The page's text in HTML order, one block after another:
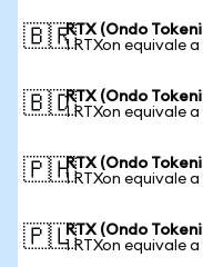
🇧🇷RTX (Ondo
1 RTXon equivale a
🇧🇩RTX (Ondo
1 RTXon equivale a
🇵🇭RTX (Ondo
1 RTXon equivale
🇵🇱RTX (Ondo
1 RTXon equivale a